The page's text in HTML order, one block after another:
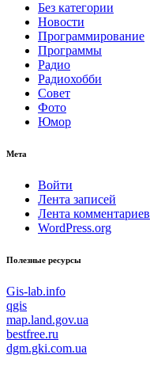
Без категории
Новости
Программирование
Программы
Радио
Радиохобби
Совет
Фото
Юмор
Мета
Войти
Лента записей
Лента комментариев
WordPress.org
Полезные ресурсы
Gis-lab.info
qgis
map.land.gov.ua
bestfree.ru
dgm.gki.com.ua